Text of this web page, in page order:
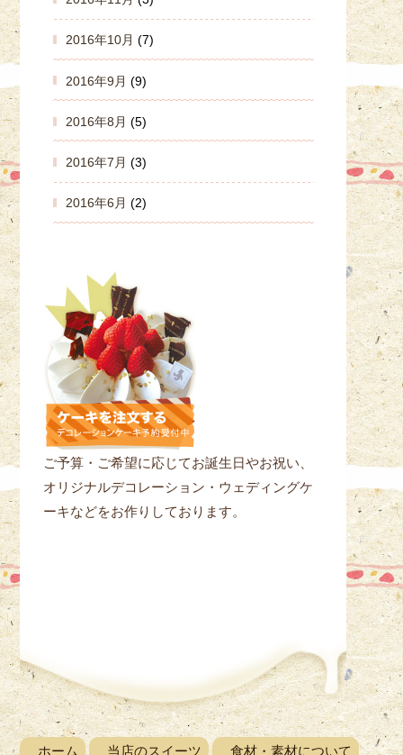
2016年10月 (7)
2016年9月 (9)
2016年8月 (5)
2016年7月 (3)
2016年6月 (2)
ご予算・ご希望に応じてお誕生日やお祝い、
オリジナルデコレーション・ウェディングケ
ーキなどをお作りしております。
ホーム 当店のスイーツ 食材・素材について